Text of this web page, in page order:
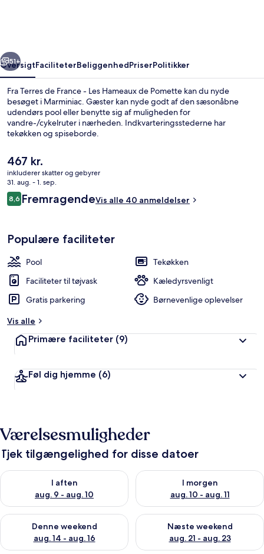
de
Pomette
Næste
51+
OversigtFaciliteterBeliggenhedPriserPolitikker
Fra Terres de France - Les Hameaux de Pomette kan du nyde
besøget i Marminiac. Gæster kan nyde godt af den sæsonåbne
udendørs pool eller benytte sig af muligheden for
vandre-/cykelruter i nærheden. Indkvarteringsstederne har
tekøkken og spiseborde.
Den
nuværende
pris
er
467 kr.
467 kr.
inkluderer skatter og gebyrer
31. aug. - 1. sep.
Anmeldelser
8,68,6 ud af 10.
FremragendeVis alle 40 anmeldelser
Populære faciliteter
Pool
Tekøkken
Faciliteter til tøjvask
Kæledyrsvenligt
Gratis parkering
Børnevenlige oplevelser
Vis alle
Primære faciliteter (9)
Føl dig hjemme (6)
Værelsesmuligheder
Tjek tilgængelighed for disse datoer
I aften
aug. 9 - aug. 10
Tjek tilgængelighed for i aften aug. 9 - aug. 10
I morgen
aug. 10 - aug. 11
Tjek tilgængelighed for i
Denne weekend
aug. 14 - aug. 16
Tjek tilgængelighed for denne weekend aug. 14 - aug. 16
Næste weekend
aug. 21 - aug. 23
Tjek tilgængelighed for næste